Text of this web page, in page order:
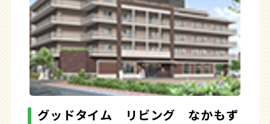
グッドタイム リビング なかもず